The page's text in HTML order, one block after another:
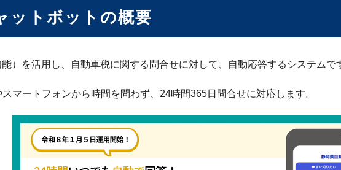
ットボットの概要
）を活用し、自動車税に関する問合せに対して、自動応答するシステムで
マートフォンから時間を問わず、24時間365日問合せに対応します。